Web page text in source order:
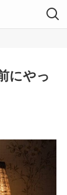
にやっ